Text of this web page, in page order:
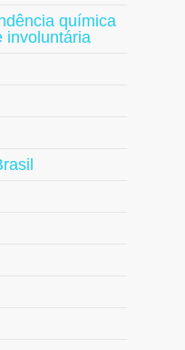
química
involuntária